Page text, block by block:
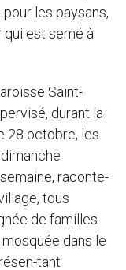
pour les paysans,
qui est semé à
Saint-
durant la
28 octobre, les
raconte-
tous
de familles
dans le
tant